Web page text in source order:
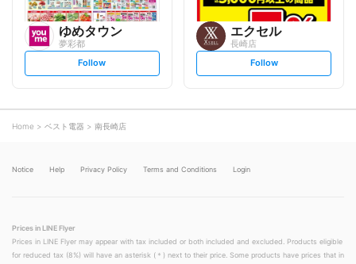
ゆめタウン
夢彩都
s
t
o
w
Follow
エクセル
長崎店
s
t
Follow
Home ベスト電器 南長崎店
Notice Help Privacy Policy Terms and Conditions Login
Prices in LINE Flyer
Prices in LINE Flyer may appear with tax included or both included and excluded. Products eligible
for reduced tax (8%) will have an asterisk (＊) next to their price. Some products have prices that in